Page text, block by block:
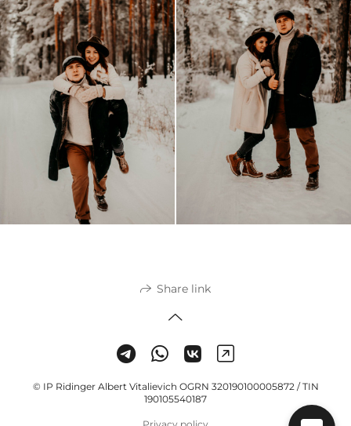
Share link
© IP Ridinger Albert Vitalievich OGRN 320190100005872 / TIN
190105540187